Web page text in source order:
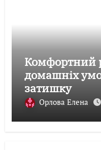
Комфортний
домашніх
затишку
Орлова Елена